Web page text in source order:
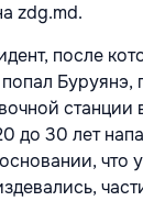
zdg.md.
после
Буруянэ,
станции
до 30 лет
что